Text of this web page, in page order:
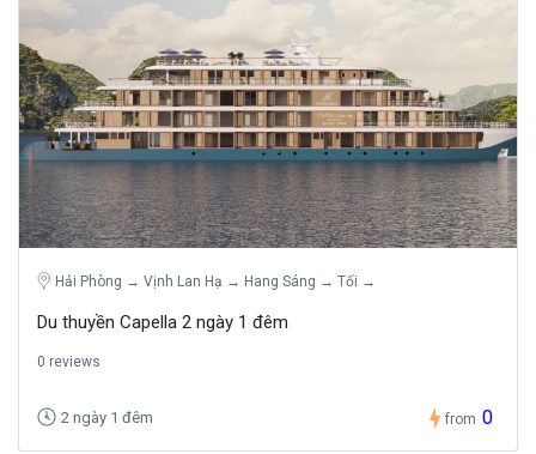
Hải Phòng → Vịnh Lan Hạ → Hang Sáng → Tối →
Du thuyền Capella 2 ngày 1 đêm
0 reviews
2 ngày 1 đêm from 0